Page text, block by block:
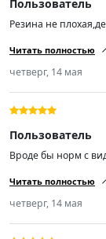
Пользователь
Резина не
Читать полностью
четверг, 14 мая
Пользователь
Вроде бы норм с
пришли Trazano
Читать полностью
четверг, 14 мая